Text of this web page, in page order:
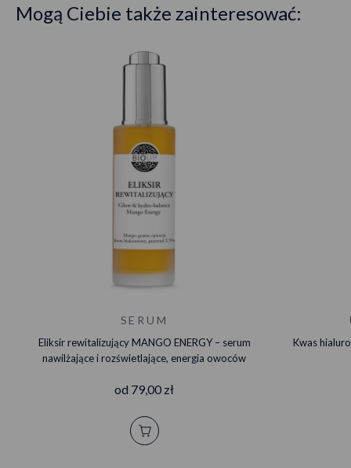
Mogą Ciebie także zainteresować:
SERUM
Eliksir rewitalizujący MANGO ENERGY – serum
nawilżające i rozświetlające, energia owoców
od 79,00 zł
Kwas